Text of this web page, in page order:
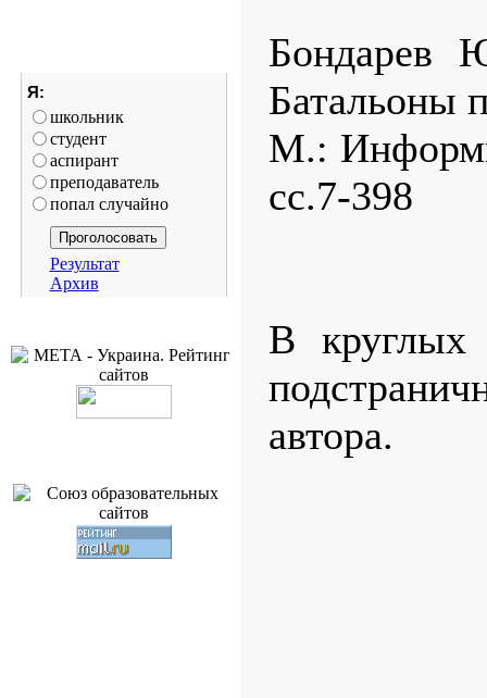
Я:
школьник
студент
аспирант
преподаватель
попал случайно
Результат
Архив
Бондарев
Батальоны
М.:
сс.7-398
В круглых
автора.